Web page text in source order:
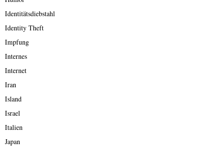
Identitätsdiebstahl
Identity Theft
Impfung
Internes
Internet
Iran
Island
Israel
Italien
Japan